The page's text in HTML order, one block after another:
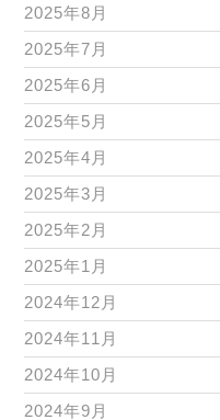
2025年8月
2025年7月
2025年6月
2025年5月
2025年4月
2025年3月
2025年2月
2025年1月
2024年12月
2024年11月
2024年10月
2024年9月